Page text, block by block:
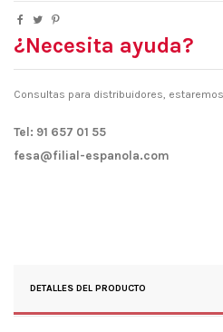
¿Necesita ayuda?
Consultas para distribuidores,
Tel: 91 657 01 55
fesa@filial-espanola.com
DETALLES DEL PRODUCTO